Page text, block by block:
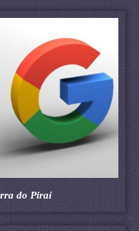
do Piraí